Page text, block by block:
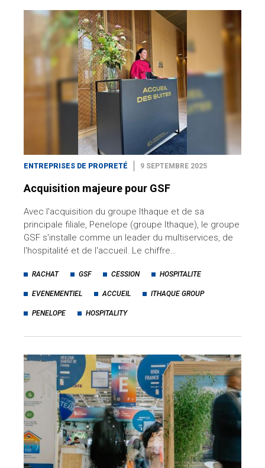
ENTREPRISES DE PROPRETÉ 9 SEPTEMBRE 2025
Acquisition majeure pour GSF
Avec l'acquisition du groupe Ithaque et de sa
principale filiale, Penelope (groupe Ithaque), le groupe
GSF s'installe comme un leader du multiservices, de
l'hospitalité et de l'accueil. Le chiffre…
RACHAT GSF CESSION HOSPITALITE
EVENEMENTIEL ACCUEIL ITHAQUE GROUP
PENELOPE HOSPITALITY